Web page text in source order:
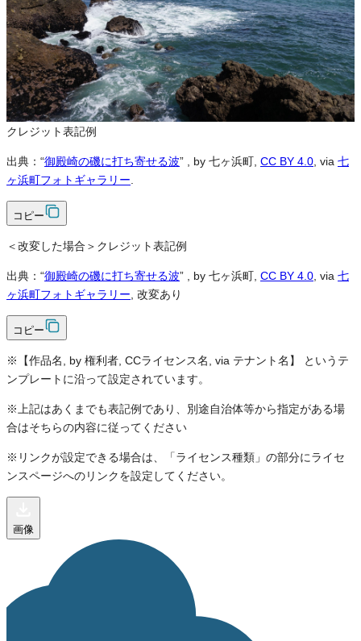
可
改変
可
クレジット表記
必須
クレジット表記例
出典：“御殿崎の磯に打ち寄せる波” , by 七ヶ浜町, CC BY 4.0 , via 七
ヶ浜町フォトギャラリー
コピー
＜改変した場合＞クレジット表記例
出典：“御殿崎の磯に打ち寄せる波” , by 七ヶ浜町, CC BY 4.0 , via 七
ヶ浜町フォトギャラリー , 改変あり
コピー
※【作品名, by 権利者, CCライセンス名, via テナント名】 というテ
ンプレートに沿って設定されています。
※上記はあくまでも表記例であり、別途自治体等から指定がある場
合はそちらの内容に従ってください
※リンクが設定できる場合は、「ライセンス種類」の部分にライセ
ンスページへのリンクを設定してください。
画像